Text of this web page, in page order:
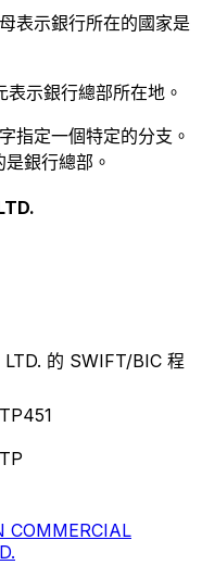
表示銀行所在的國家是
表示銀行總部所在地。
指定一個特定的分支。
銀行總部。
的 SWIFT/BIC 程
COMMERCIAL